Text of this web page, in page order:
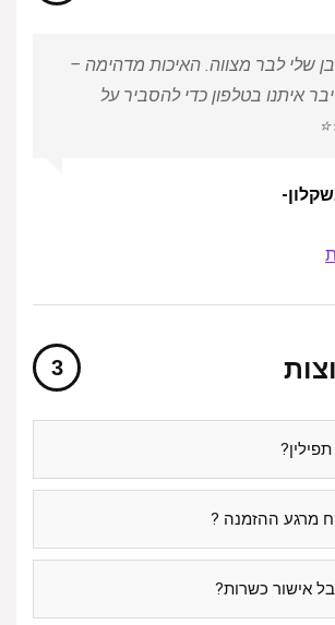
שלי לבר מצווה. האיכות מדהימה –
איתנו בטלפון כדי להסביר על
מרגע ההזמנה ?
אישור כשרות?